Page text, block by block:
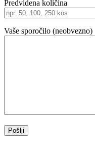
Predvidena količina
Vaše sporočilo (neobvezno)